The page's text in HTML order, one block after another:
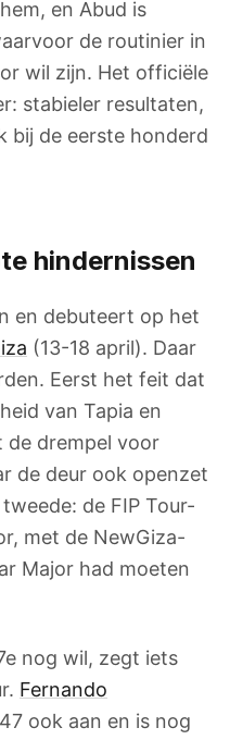
en Abud is
de routinier in
wil zijn. Het officiële
stabieler resultaten,
bij de eerste honderd
hindernissen
en debuteert op het
(13-18 april). Daar
Eerst het feit dat
van Tapia en
de drempel voor
de deur ook openzet
de FIP Tour-
met de NewGiza-
Major had moeten
nog wil, zegt iets
Fernando
ook aan en is nog